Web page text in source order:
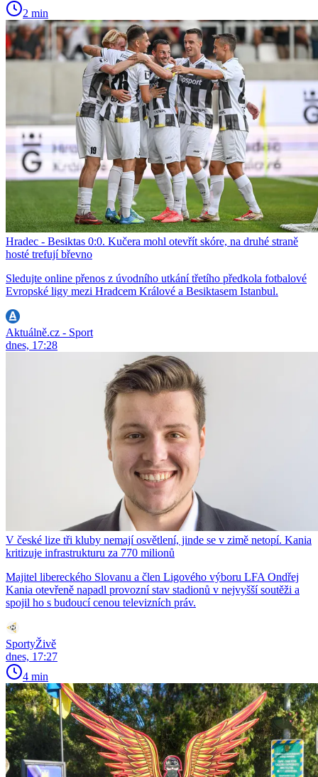
2 min
Hradec - Besiktas 0:0. Kučera mohl otevřít skóre, na druhé straně
hosté trefují břevno
Sledujte online přenos z úvodního utkání třetího předkola fotbalové
Evropské ligy mezi Hradcem Králové a Besiktasem Istanbul.
Aktuálně.cz - Sport
dnes, 17:28
V české lize tři kluby nemají osvětlení, jinde se v zimě netopí. Kania
kritizuje infrastrukturu za 770 milionů
Majitel libereckého Slovanu a člen Ligového výboru LFA Ondřej
Kania otevřeně napadl provozní stav stadionů v nejvyšší soutěži a
spojil ho s budoucí cenou televizních práv.
SportyŽivě
dnes, 17:27
4 min